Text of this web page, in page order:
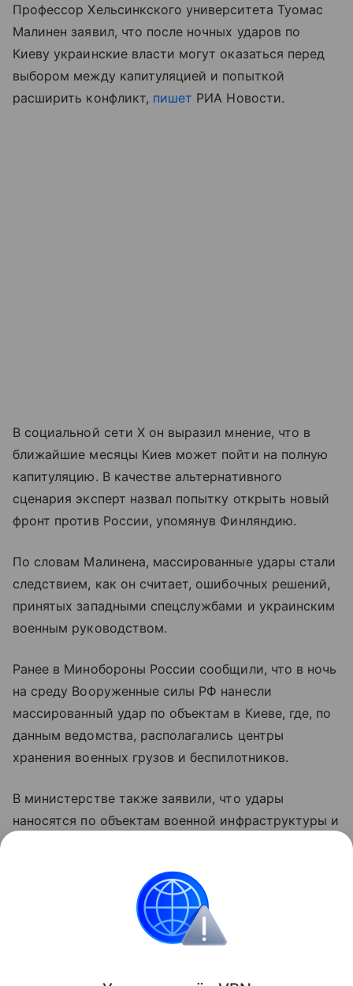
Профессор Хельсинкского университета Туомас
Малинен заявил, что после ночных ударов по
Киеву украинские власти могут оказаться перед
выбором между капитуляцией и попыткой
расширить конфликт, пишет РИА Новости.
В социальной сети X он выразил мнение, что в
ближайшие месяцы Киев может пойти на полную
капитуляцию. В качестве альтернативного
сценария эксперт назвал попытку открыть новый
фронт против России, упомянув Финляндию.
По словам Малинена, массированные удары стали
следствием, как он считает, ошибочных решений,
принятых западными спецслужбами и украинским
военным руководством.
Ранее в Минобороны России сообщили, что в ночь
на среду Вооруженные силы РФ нанесли
массированный удар по объектам в Киеве, где, по
данным ведомства, располагались центры
хранения военных грузов и беспилотников.
В министерстве также заявили, что удары
наносятся по объектам военной инфраструктуры и
оружия и беспилотных летательных аппаратов.
Финляндия Россия
Поделиться